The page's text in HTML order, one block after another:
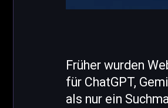
Früher wurden
für ChatGPT,
als nur ein